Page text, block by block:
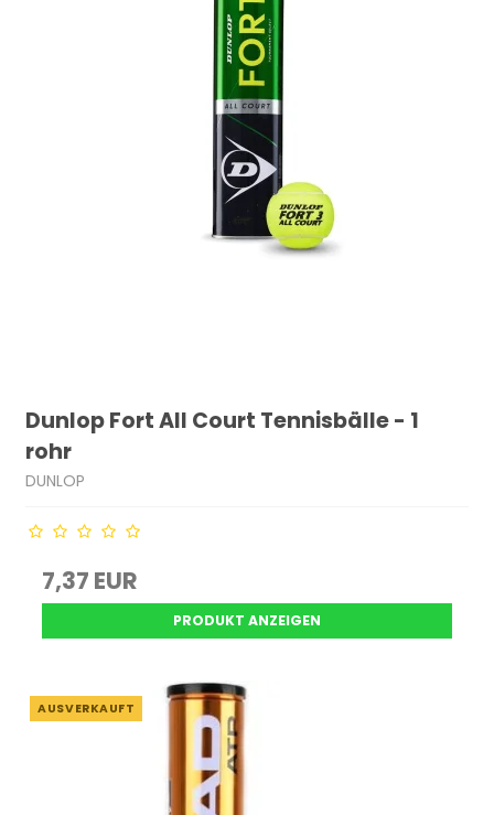
Dunlop Fort All Court Tennisbälle - 1
rohr
DUNLOP
7,37 EUR
PRODUKT ANZEIGEN
AUSVERKAUFT